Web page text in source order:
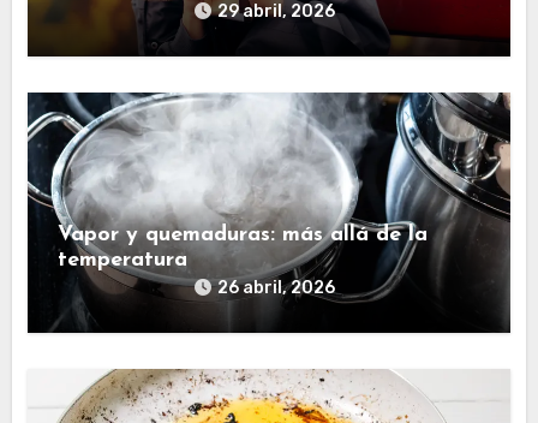
29 abril, 2026
Vapor y quemaduras: más allá de la
temperatura
26 abril, 2026